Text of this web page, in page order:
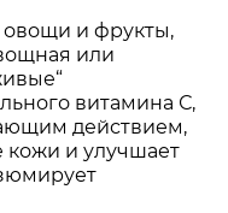
овощи и фрукты,
или
витамина С,
действием,
и улучшает